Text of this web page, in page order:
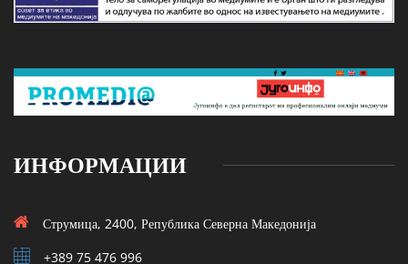
ИНФОРМАЦИИ
Струмица, 2400, Република Северна Македонија
+389 75 476 996